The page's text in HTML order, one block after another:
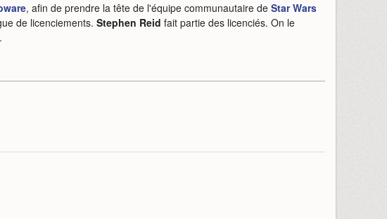
, afin de prendre la tête de l'équipe communautaire de Star Wars
de licenciements. Stephen Reid fait partie des licenciés. On le